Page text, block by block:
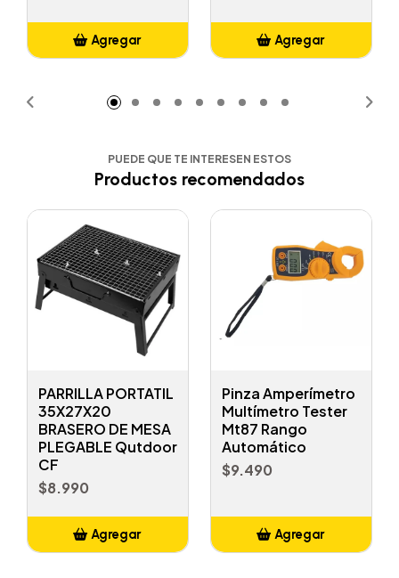
Agregar Agregar
PUEDE QUE TE INTERESEN ESTOS
Productos recomendados
PARRILLA PORTATIL
35X27X20
BRASERO DE MESA
PLEGABLE Qutdoor
CF
$8.990
Agregar
Pinza Amperímetro
Multímetro Tester
Mt87 Rango
Automático
$9.490
Agregar